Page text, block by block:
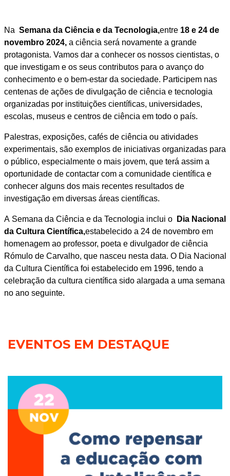
Na Semana da Ciência e da Tecnologia,entre18 e 24 de
novembro 2024, a ciência será novamente a grande
protagonista. Vamos dar a conhecer os nossos cientistas, o
que investigam e os seus contributos para o avanço do
conhecimento e o bem-estar da sociedade. Participem nas
centenas de ações de divulgação de ciência e tecnologia
organizadas por instituições científicas, universidades,
escolas, museus e centros de ciência em todo o país.
Palestras, exposições, cafés de ciência ou atividades
experimentais, são exemplos de iniciativas organizadas para
o público, especialmente o mais jovem, que terá assim a
oportunidade de contactar com a comunidade científica e
conhecer alguns dos mais recentes resultados de
investigação em diversas áreas científicas.
A Semana da Ciência e da Tecnologia inclui o
Dia Nacional
da Cultura Científica,estabelecido a 24 de novembro em
homenagem ao professor, poeta e divulgador de ciência
Rómulo de Carvalho, que nasceu nesta data. O Dia Nacional
da Cultura Científica foi estabelecido em 1996, tendo a
celebração da cultura científica sido alargada a uma semana
no ano seguinte.
EVENTOS EM DESTAQUE